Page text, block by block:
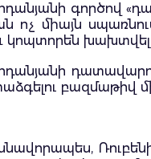
գործով
ոչ միայն
կոպտորեն
բազմաթիվ